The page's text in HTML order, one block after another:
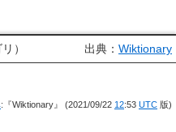
） 出典： Wiktionary
:『Wiktionary』 (2021/09/22 12:53 UTC 版)